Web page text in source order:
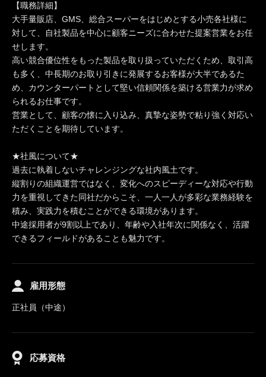
【職務詳細】
大手量販店、GMS、総合スーパーをはじめとする小売各社様に
対して、自社製品を中心に顧客ニーズに合わせた提案営業をお任
せします。
高い競合優位性をもった製品を取り扱っていただくため、取引高
も多く、中長期のお取り引きに発展するお客様が大半であるた
め、カウンターパートとして堅い信頼関係を築ける営業力が求め
られるお仕事です。
営業として、顧客の懐に入り込み、真摯な姿勢で粘り強く対応い
ただくことを期待しています。
★社風について★
過去に執着しないチャレンジングな社内風土です。
縦割りの組織運営ではなく、変化へのスピーディーな対応や行動
力を重視してきた同社だからこそ、一人一人が多彩な業務経験を
積み、実践力を積むことができる環境があります。
中途採用者が9割以上であり、年齢や入社年次に関係なく、活躍
できるフィールドがあることも魅力です。
雇用形態
正社員（中途）
応募資格